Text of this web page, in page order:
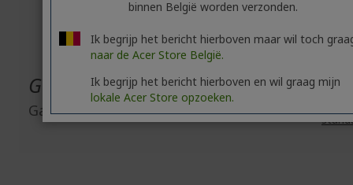
eScooters:
Garantie
Garantie
binnen België worden verzonden.
Ik begrijp het bericht hierboven maar wil toch
naar de Acer Store België.
Ik begrijp het bericht hierboven en wil graag mijn
lokale Acer Store opzoeken.